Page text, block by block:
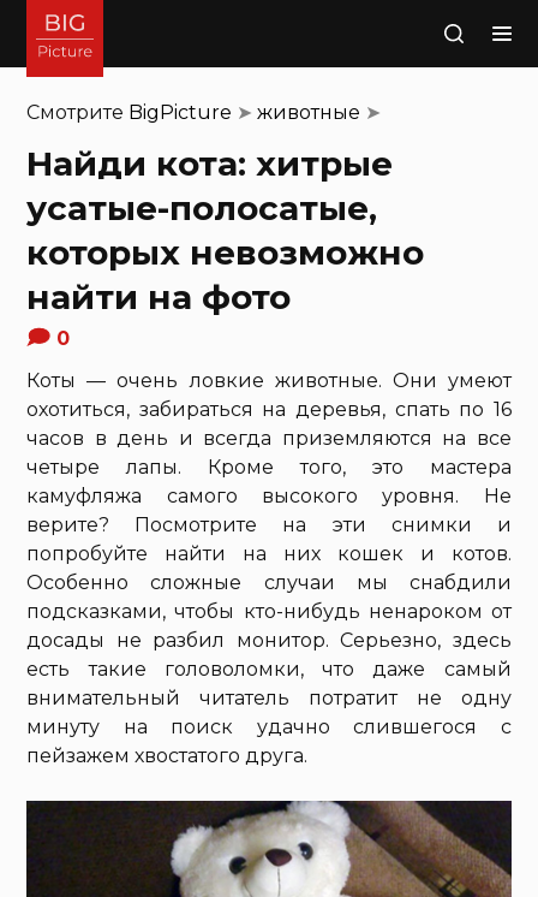
Поиск
Смотрите BigPicture ➤животные ➤
Найди кота: хитрые
усатые-полосатые,
которых невозможно
найти на фото
0
Коты — очень ловкие животные. Они умеют
охотиться, забираться на деревья, спать по 16
часов в день и всегда приземляются на все
четыре лапы. Кроме того, это мастера
камуфляжа самого высокого уровня. Не
верите? Посмотрите на эти снимки и
попробуйте найти на них кошек и котов.
Особенно сложные случаи мы снабдили
подсказками, чтобы кто-нибудь ненароком от
досады не разбил монитор. Серьезно, здесь
есть такие головоломки, что даже самый
внимательный читатель потратит не одну
минуту на поиск удачно слившегося с
пейзажем хвостатого друга.